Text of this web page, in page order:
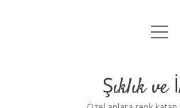
Anasayfa
Yasal
Şıklık ve